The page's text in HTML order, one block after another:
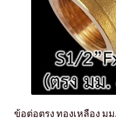
ข้อต่อตรง ทองเหลือง มม